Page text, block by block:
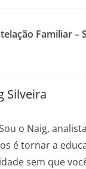
e
gr
ai
l
d
di
ar
Familiar –
Silveira
o Naig,
é tornar a
sem que